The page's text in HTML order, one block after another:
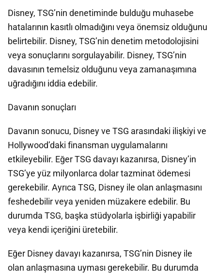
Disney, TSG’nin denetiminde bulduğu muhasebe
hatalarının kasıtlı olmadığını veya önemsiz olduğunu
belirtebilir. Disney, TSG’nin denetim metodolojisini
veya sonuçlarını sorgulayabilir. Disney, TSG’nin
davasının temelsiz olduğunu veya zamanaşımına
uğradığını iddia edebilir.
Davanın sonuçları
Davanın sonucu, Disney ve TSG arasındaki ilişkiyi ve
Hollywood’daki finansman uygulamalarını
etkileyebilir. Eğer TSG davayı kazanırsa, Disney’in
TSG’ye yüz milyonlarca dolar tazminat ödemesi
gerekebilir. Ayrıca TSG, Disney ile olan anlaşmasını
feshedebilir veya yeniden müzakere edebilir. Bu
durumda TSG, başka stüdyolarla işbirliği yapabilir
veya kendi içeriğini üretebilir.
Eğer Disney davayı kazanırsa, TSG’nin Disney ile
olan anlaşmasına uyması gerekebilir. Bu durumda